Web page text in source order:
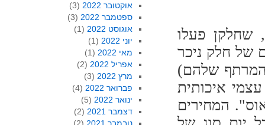
שחלקן פעלו
של חלק ניכר
המרתף שלהם)
איכותית
המחירים
אוקטובר 2022
(3)
ספטמבר 2022
(3)
אוגוסט 2022
(1)
יוני 2022
(1)
מאי 2022
(1)
אפריל 2022
(2)
מרץ 2022
(3)
פברואר 2022
(4)
ינואר 2022
(5)
דצמבר 2021
(2)